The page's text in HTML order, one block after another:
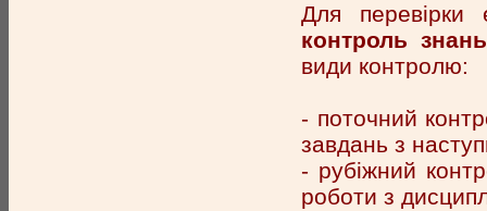
Для перевірки
контроль
види контролю:
- поточний
завдань з
- рубіжний
роботи з